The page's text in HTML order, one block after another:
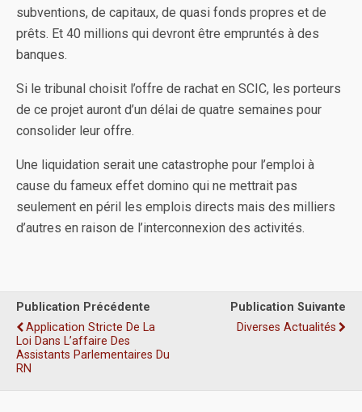
subventions, de capitaux, de quasi fonds propres et de
prêts. Et 40 millions qui devront être empruntés à des
banques.
Si le tribunal choisit l’offre de rachat en SCIC, les porteurs
de ce projet auront d’un délai de quatre semaines pour
consolider leur offre.
Une liquidation serait une catastrophe pour l’emploi à
cause du fameux effet domino qui ne mettrait pas
seulement en péril les emplois directs mais des milliers
d’autres en raison de l’interconnexion des activités.
Publication Précédente
Application Stricte De La
Loi Dans L’affaire Des
Assistants Parlementaires Du
RN
Publication Suivante
Diverses Actualités